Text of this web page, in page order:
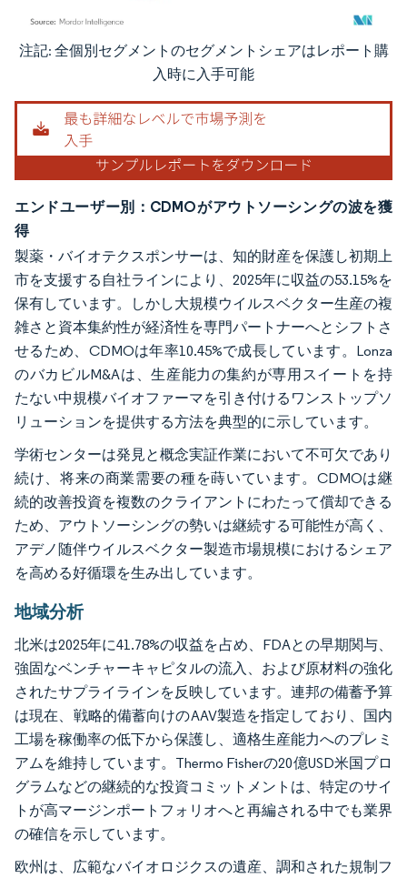
画像 © Mordor Intelligence。再利用にはCC BY 4.0の表示が必要です。
注記: 全個別セグメントのセグメントシェアはレポート購
入時に入手可能
エンドユーザー別：CDMOがアウトソーシングの波を獲
得
製薬・バイオテクスポンサーは、知的財産を保護し初期上
市を支援する自社ラインにより、2025年に収益の53.15%を
保有しています。しかし大規模ウイルスベクター生産の複
雑さと資本集約性が経済性を専門パートナーへとシフトさ
せるため、CDMOは年率10.45%で成長しています。Lonza
のバカビルM&Aは、生産能力の集約が専用スイートを持
たない中規模バイオファーマを引き付けるワンストップソ
リューションを提供する方法を典型的に示しています。
学術センターは発見と概念実証作業において不可欠であり
続け、将来の商業需要の種を蒔いています。CDMOは継
続的改善投資を複数のクライアントにわたって償却できる
ため、アウトソーシングの勢いは継続する可能性が高く、
アデノ随伴ウイルスベクター製造市場規模におけるシェア
を高める好循環を生み出しています。
地域分析
北米は2025年に41.78%の収益を占め、FDAとの早期関与、
強固なベンチャーキャピタルの流入、および原材料の強化
されたサプライラインを反映しています。連邦の備蓄予算
は現在、戦略的備蓄向けのAAV製造を指定しており、国内
工場を稼働率の低下から保護し、適格生産能力へのプレミ
アムを維持しています。Thermo Fisherの20億USD米国プロ
グラムなどの継続的な投資コミットメントは、特定のサイ
トが高マージンポートフォリオへと再編される中でも業界
の確信を示しています。
欧州は、広範なバイオロジクスの遺産、調和された規制フ